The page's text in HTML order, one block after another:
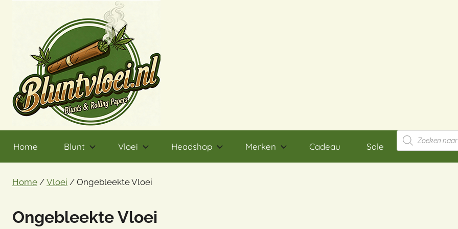
Home Blunt Vloei Headshop Merken Cadeau Sale
Producten
zoeken
Home / Vloei / Ongebleekte Vloei
Ongebleekte Vloei